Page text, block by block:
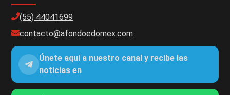
(55) 44041699
contacto@afondoedomex.com
Únete aquí a nuestro canal y recibe las
noticias en